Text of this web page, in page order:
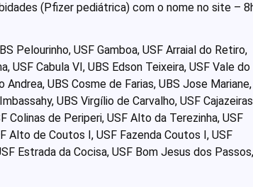
(Pfizer pediátrica) com o nome no site –
Pelourinho, USF Gamboa, USF Arraial do Retiro,
USF Cabula VI, UBS Edson Teixeira, USF Vale do
UBS Cosme de Farias, UBS Jose Mariane,
UBS Virgílio de Carvalho, USF Cajazeiras
Colinas de Periperi, USF Alto da Terezinha, USF
Alto de Coutos I, USF Fazenda Coutos I, USF
Estrada da Cocisa, USF Bom Jesus dos Passos,